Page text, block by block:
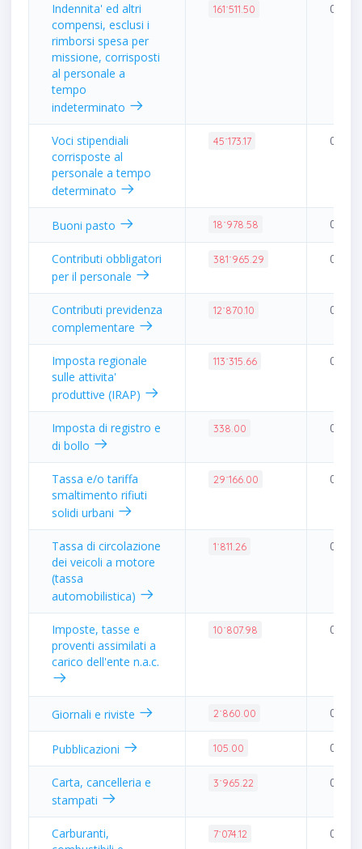
Indennita' ed altri
compensi, esclusi i
rimborsi spesa per
missione, corrisposti
al personale a
tempo
indeterminato
161˙511.50 0.38%
Voci stipendiali
corrisposte al
personale a tempo
determinato
45˙173.17 0.11%
Buoni pasto 18˙978.58 0.04%
Contributi obbligatori
per il personale
381˙965.29 0.90%
Contributi previdenza
complementare
12˙870.10 0.03%
Imposta regionale
sulle attivita'
produttive (IRAP)
113˙315.66 0.27%
Imposta di registro e
di bollo
338.00 0.00%
Tassa e/o tariffa
smaltimento rifiuti
solidi urbani
29˙166.00 0.07%
Tassa di circolazione
dei veicoli a motore
(tassa
automobilistica)
1˙811.26 0.00%
Imposte, tasse e
proventi assimilati a
carico dell'ente n.a.c.
10˙807.98 0.03%
Giornali e riviste 2˙860.00 0.01%
Pubblicazioni 105.00 0.00%
Carta, cancelleria e
stampati
3˙965.22 0.01%
Carburanti,
7˙074.12 0.02%